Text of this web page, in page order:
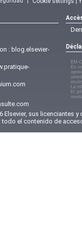
: blog.elsevier-
EM-
En
La
El
sus licenciantes
el contenido de